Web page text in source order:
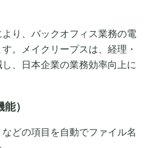
り、バックオフィス業務の電
。メイクリープスは、経理・
、日本企業の業務効率向上に
）
などの項目を自動でファイル名